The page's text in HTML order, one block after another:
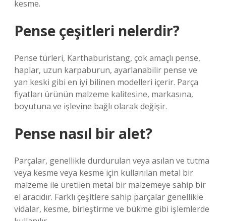
kesme.
Pense çeşitleri nelerdir?
Pense türleri, Karthaburistang, çok amaçlı pense,
haplar, uzun karpaburun, ayarlanabilir pense ve
yan keski gibi en iyi bilinen modelleri içerir. Parça
fiyatları ürünün malzeme kalitesine, markasına,
boyutuna ve işlevine bağlı olarak değişir.
Pense nasıl bir alet?
Parçalar, genellikle durdurulan veya asılan ve tutma
veya kesme veya kesme için kullanılan metal bir
malzeme ile üretilen metal bir malzemeye sahip bir
el aracıdır. Farklı çeşitlere sahip parçalar genellikle
vidalar, kesme, birleştirme ve bükme gibi işlemlerde